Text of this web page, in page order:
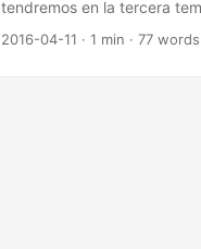
tendremos en la tercera
ratico dónde seguiremos
2016-04-11 · 1 min · 77 words